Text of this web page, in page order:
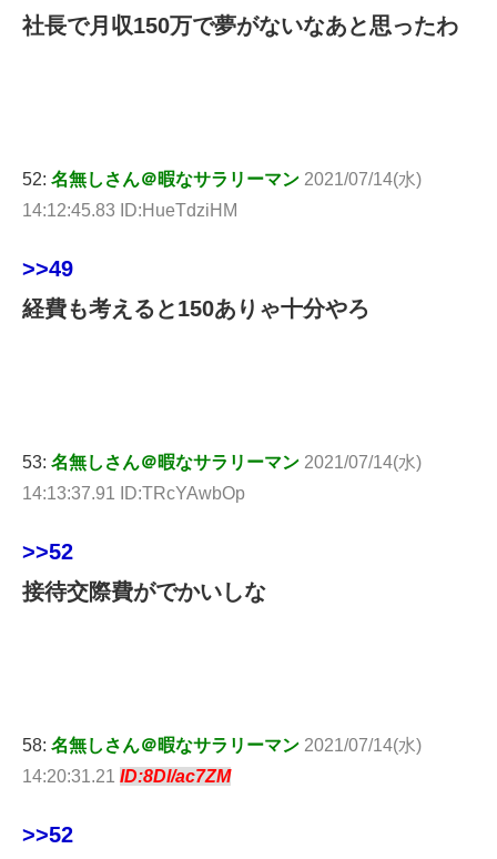
社長で月収150万で夢がないなあと思ったわ
52: 名無しさん＠暇なサラリーマン 2021/07/14(水)
14:12:45.83 ID:HueTdziHM
>>49
経費も考えると150ありゃ十分やろ
53: 名無しさん＠暇なサラリーマン 2021/07/14(水)
14:13:37.91 ID:TRcYAwbOp
>>52
接待交際費がでかいしな
58: 名無しさん＠暇なサラリーマン 2021/07/14(水)
14:20:31.21 ID:8Dl/ac7ZM
>>52